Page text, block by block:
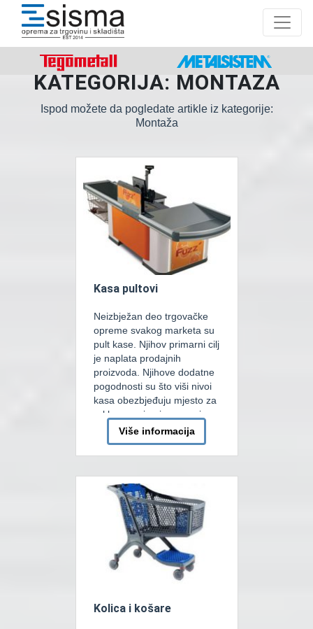
KATEGORIJA: MONTAŽA
Ispod možete da pogledate artikle iz kategorije:
Montaža
Kasa pultovi
Neizbježan deo trgovačke
opreme svakog marketa su
pult kase. Njihov primarni cilj
je naplata prodajnih
proizvoda. Njihove dodatne
pogodnosti su što viši nivoi
kasa obezbjeđuju mjesto za
reklame, a i oni u osnovi
podstiču impulsnu prodaju
dok kupci čekaju svoj račun.
Osnovna podjela je na pult
ili bez pokretne trake. Dalja
Više informacija
Kolica i košare